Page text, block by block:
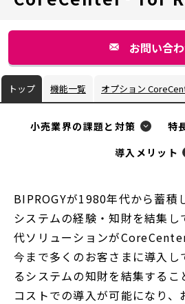
お問い合
トップ 機能一覧 オプション
小売業界の課題と対策
特
導入メリット
BIPROGYが1980年代から蓄積
システムの経験・知財を結集
代ソリューションが
今まで多くのお客さまに導入し
るシステムの知財を結集するこ
コストでの導入が可能になり、